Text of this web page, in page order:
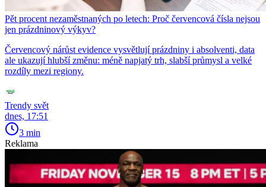
Pět procent nezaměstnaných po letech: Proč červencová čísla nejsou
jen prázdninový výkyv?
Červencový nárůst evidence vysvětlují prázdniny i absolventi, data
ale ukazují hlubší změnu: méně napjatý trh, slabší průmysl a velké
rozdíly mezi regiony.
Trendy svět
dnes, 17:51
3 min
Reklama